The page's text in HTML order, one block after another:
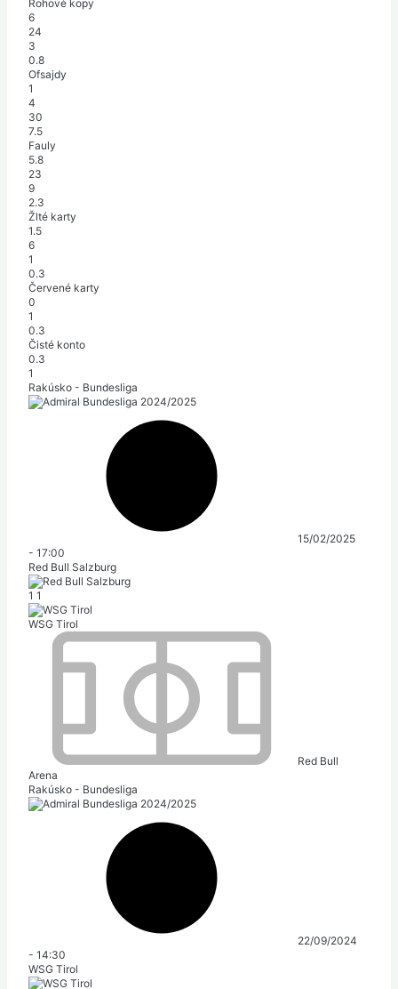
Rohové kopy
6
24
3
0.8
Ofsajdy
1
4
30
7.5
Fauly
5.8
23
9
2.3
Žlté karty
1.5
6
1
0.3
Červené karty
0
1
0.3
Čisté konto
0.3
1
Rakúsko - Bundesliga
15/02/2025
- 17:00
Red Bull Salzburg
1 1
WSG Tirol
Red Bull
Arena
Rakúsko - Bundesliga
22/09/2024
- 14:30
WSG Tirol